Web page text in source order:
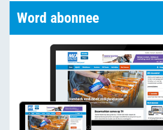
Word abonnee